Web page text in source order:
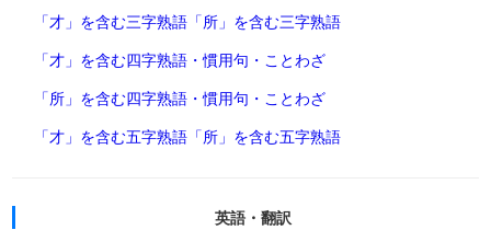
「才」を含む三字熟語 「所」を含む三字熟語
「才」を含む四字熟語・慣用句・ことわざ
「所」を含む四字熟語・慣用句・ことわざ
「才」を含む五字熟語 「所」を含む五字熟語
英語・翻訳